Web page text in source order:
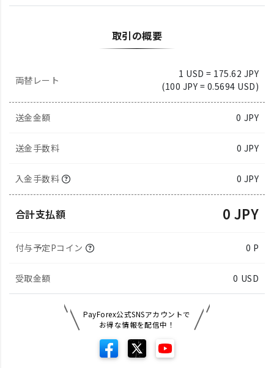
取引の概要
両替レート
1 USD = 175.62 JPY
(100 JPY = 0.5694 USD)
送金金額 0 JPY
送金手数料 0 JPY
入金手数料 0 JPY
合計支払額 0 JPY
付与予定Pコイン 0 P
受取金額 0 USD
PayForex公式SNSアカウントで
お得な情報を配信中！